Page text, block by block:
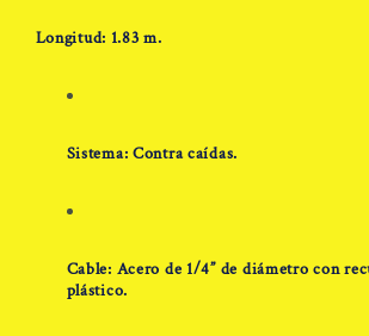
Longitud: 1.83 m.
Sistema: Contra caídas.
Cable: Acero de 1/4” de diámetro con
plástico.